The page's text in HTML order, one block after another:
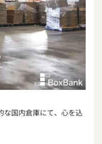
な国内倉庫にて、心を込